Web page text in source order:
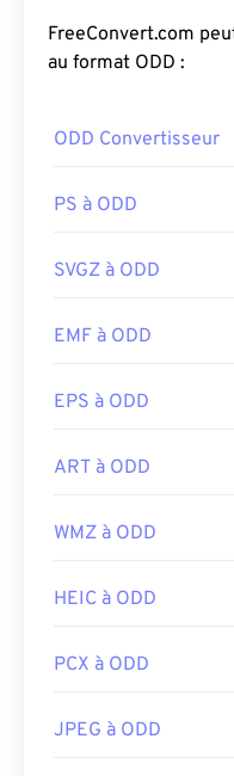
FreeConvert.com
au format ODD :
ODD Convertisseur
PS à ODD
SVGZ à ODD
EMF à ODD
EPS à ODD
ART à ODD
WMZ à ODD
HEIC à ODD
PCX à ODD
JPEG à ODD